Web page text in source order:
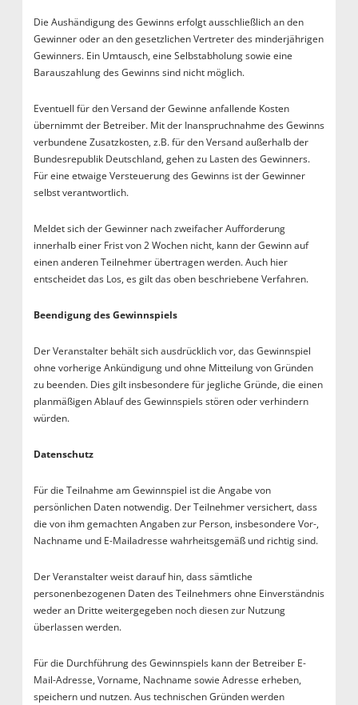
Die Aushändigung des Gewinns erfolgt ausschließlich an den
Gewinner oder an den gesetzlichen Vertreter des minderjährigen
Gewinners. Ein Umtausch, eine Selbstabholung sowie eine
Barauszahlung des Gewinns sind nicht möglich.
Eventuell für den Versand der Gewinne anfallende Kosten
übernimmt der Betreiber. Mit der Inanspruchnahme des Gewinns
verbundene Zusatzkosten, z.B. für den Versand außerhalb der
Bundesrepublik Deutschland, gehen zu Lasten des Gewinners.
Für eine etwaige Versteuerung des Gewinns ist der Gewinner
selbst verantwortlich.
Meldet sich der Gewinner nach zweifacher Aufforderung
innerhalb einer Frist von 2 Wochen nicht, kann der Gewinn auf
einen anderen Teilnehmer übertragen werden. Auch hier
entscheidet das Los, es gilt das oben beschriebene Verfahren.
Beendigung des Gewinnspiels
Der Veranstalter behält sich ausdrücklich vor, das Gewinnspiel
ohne vorherige Ankündigung und ohne Mitteilung von Gründen
zu beenden. Dies gilt insbesondere für jegliche Gründe, die einen
planmäßigen Ablauf des Gewinnspiels stören oder verhindern
würden.
Datenschutz
Für die Teilnahme am Gewinnspiel ist die Angabe von
persönlichen Daten notwendig. Der Teilnehmer versichert, dass
die von ihm gemachten Angaben zur Person, insbesondere Vor-,
Nachname und E-Mailadresse wahrheitsgemäß und richtig sind.
Der Veranstalter weist darauf hin, dass sämtliche
personenbezogenen Daten des Teilnehmers ohne Einverständnis
weder an Dritte weitergegeben noch diesen zur Nutzung
überlassen werden.
Für die Durchführung des Gewinnspiels kann der Betreiber E-
Mail-Adresse, Vorname, Nachname sowie Adresse erheben,
speichern und nutzen. Aus technischen Gründen werden